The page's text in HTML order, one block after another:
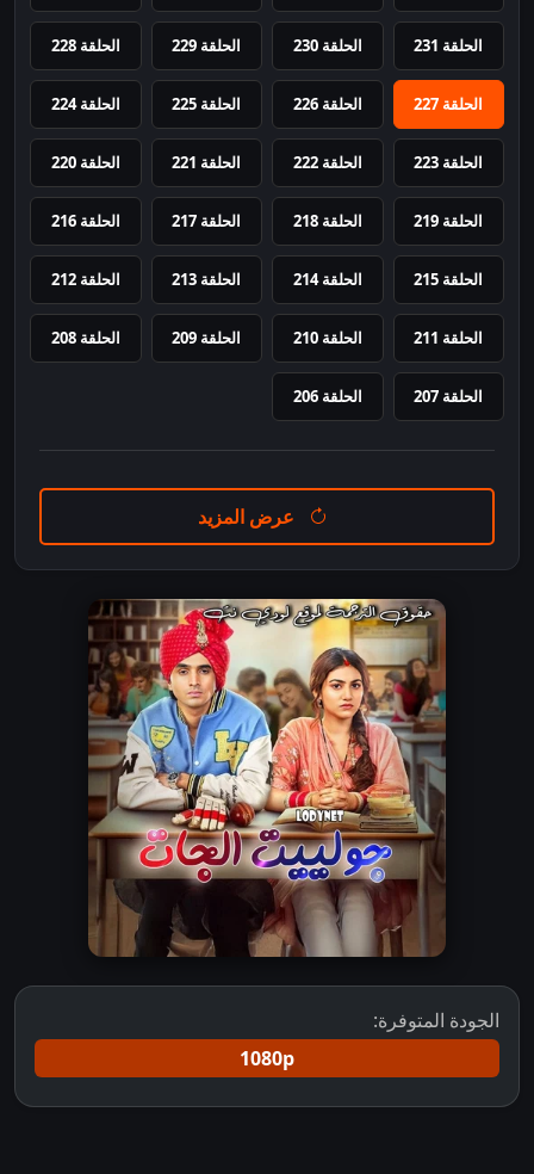
الحلقة 231 الحلقة 230 الحلقة 229 الحلقة 228
الحلقة 227 الحلقة 226 الحلقة 225 الحلقة 224
الحلقة 223 الحلقة 222 الحلقة 221 الحلقة 220
الحلقة 219 الحلقة 218 الحلقة 217 الحلقة 216
الحلقة 215 الحلقة 214 الحلقة 213 الحلقة 212
الحلقة 211 الحلقة 210 الحلقة 209 الحلقة 208
الحلقة 207 الحلقة 206
عرض المزيد
الجودة المتوفرة:
1080p